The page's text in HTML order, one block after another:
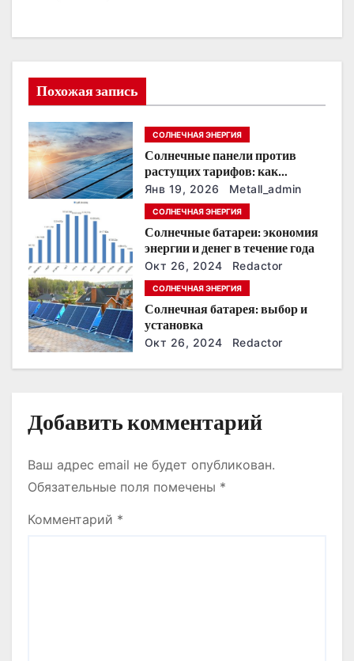
я
п
о
з
п
и
с
я
м
Похожая запись
СОЛНЕЧНАЯ ЭНЕРГИЯ
Солнечные панели против
растущих тарифов: как
сохранить
энергонезависимость в
ближайшие годы
Янв 19, 2026 Metall_admin
СОЛНЕЧНАЯ ЭНЕРГИЯ
Солнечные батареи: экономия
энергии и денег в течение года
Окт 26, 2024 Redactor
СОЛНЕЧНАЯ ЭНЕРГИЯ
Солнечная батарея: выбор и
установка
Окт 26, 2024 Redactor
Добавить комментарий
Ваш адрес email не будет опубликован.
Обязательные поля помечены *
Комментарий *